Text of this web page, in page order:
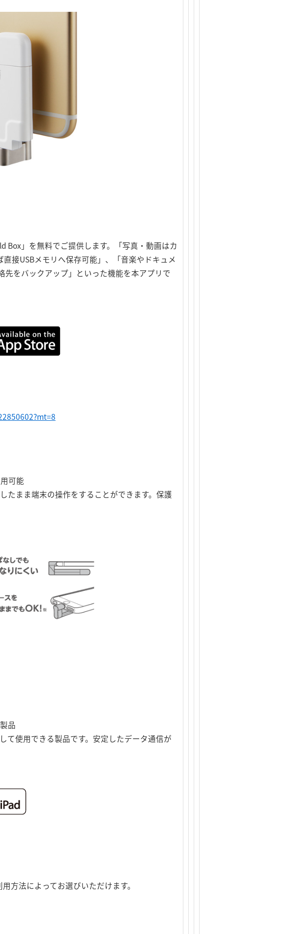
Box」を無料でご提供します。「写真・動画はカ
接USBメモリへ保存可能」、「音楽やドキュメ
をバックアップ」といった機能を本アプリで
可能
たまま端末の操作をすることができます。保護
品
使用できる製品です。安定したデータ通信が
方法によってお選びいただけます。